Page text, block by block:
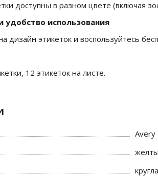
доступны в разном цвете (включая
удобство использования
дизайн этикеток и воспользуйтесь
12 этикеток на листе.
Avery